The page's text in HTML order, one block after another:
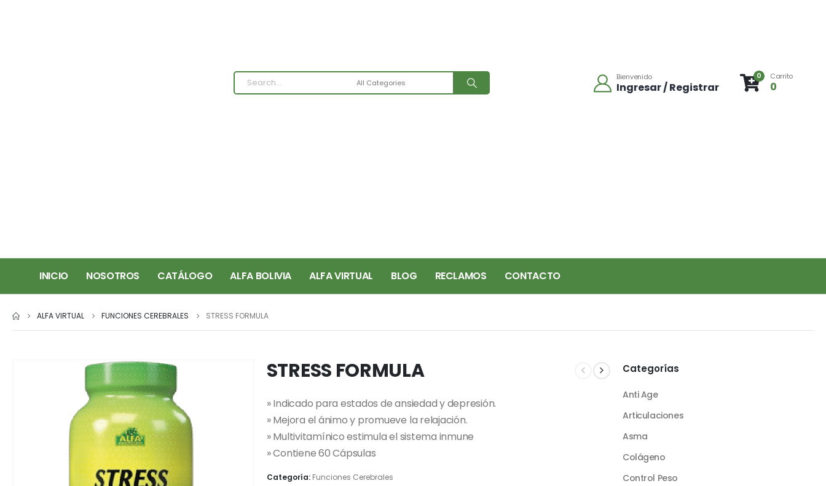
Bienvenido
Ingresar / Registrar
0 Carrito
0
INICIO NOSOTROS CATÁLOGO ALFA BOLIVIA ALFA VIRTUAL BLOG RECLAMOS CONTACTO
ALFA VIRTUAL FUNCIONES CEREBRALES STRESS FORMULA
STRESS FORMULA
» Indicado para estados de ansiedad y depresión.
» Mejora el ánimo y promueve la relajación.
» Multivitamínico estimula el sistema inmune
» Contiene 60 Cápsulas
Categoría: Funciones Cerebrales
Categorías
Anti Age
Articulaciones
Asma
Colágeno
Control Peso